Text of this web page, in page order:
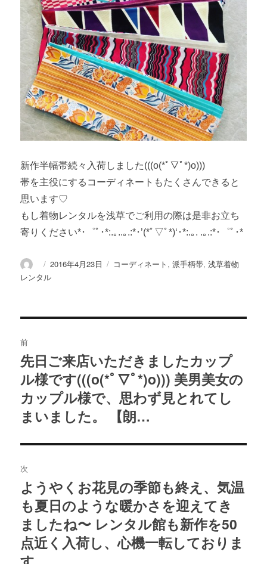
新作半幅帯続々入荷しました(((o(*ﾟ▽ﾟ*)o)))
帯を主役にするコーディネートもたくさんできると
思います♡
もし着物レンタルを浅草でご利用の際は是非お立ち
寄りください*･゜ﾟ･*:.｡..｡.:*･’(*ﾟ▽ﾟ*)‘･*:.｡. .｡.:*･゜ﾟ･*
投
稿
投
稿
2016年4月23日
カ
コーディネート ,派手柄帯,浅草着物
レンタル
稿
ナ
ビ
ゲ
ー
シ
ョ
ン
前
過
去
の
投
稿:
先日ご来店いただきましたカップ
ル様です(((o(*ﾟ▽ﾟ*)o))) 美男美女の
カップル様で、思わず見とれてし
まいました。 【朗…
次
次
の
投
稿:
ようやくお花見の季節も終え、気温
も夏日のような暖かさを迎えてき
ましたね〜 レンタル館も新作を50
点近く入荷し、心機一転しておりま